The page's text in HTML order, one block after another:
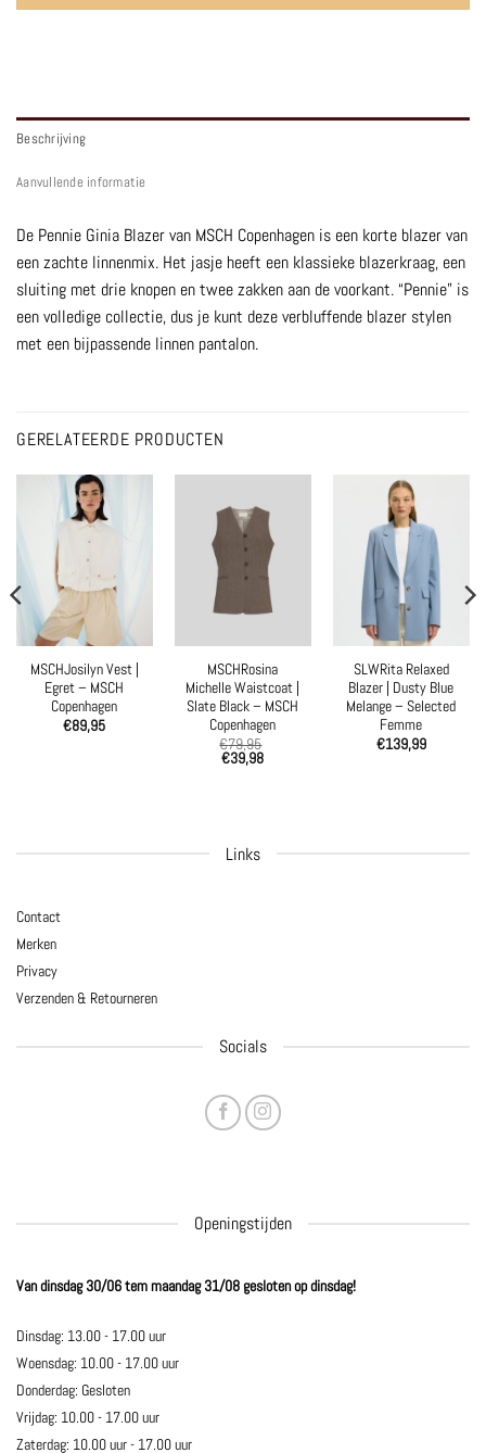
Beschrijving
Aanvullende informatie
De Pennie Ginia Blazer van MSCH Copenhagen is een korte blazer van
een zachte linnenmix. Het jasje heeft een klassieke blazerkraag, een
sluiting met drie knopen en twee zakken aan de voorkant. “Pennie” is
een volledige collectie, dus je kunt deze verbluffende blazer stylen
met een bijpassende linnen pantalon.
GERELATEERDE PRODUCTEN
MSCHJosilyn Vest |
Egret – MSCH
Copenhagen
€89,95
MSCHRosina
Michelle Waistcoat |
Slate Black – MSCH
Copenhagen
€79,95
€39,98
SLWRita Relaxed
Blazer | Dusty Blue
Melange – Selected
Femme
€139,99
Links
Contact
Merken
Privacy
Verzenden & Retourneren
Socials
Openingstijden
Van dinsdag 30/06 tem maandag 31/08 gesloten op dinsdag!
Dinsdag: 13.00 - 17.00 uur
Woensdag: 10.00 - 17.00 uur
Donderdag: Gesloten
Vrijdag: 10.00 - 17.00 uur
Zaterdag: 10.00 uur - 17.00 uur